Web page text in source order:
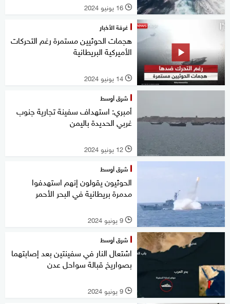
l 16 يونيو 2024
غرفة الأخبار
هجمات الحوثيين مستمرة رغم التحركات
الأميركية البريطانية
l 14 يونيو 2024
شرق أوسط
أمبري: استهداف سفينة تجارية جنوب
غربي الحديدة باليمن
l 12 يونيو 2024
شرق أوسط
الحوثيون يقولون إنهم استهدفوا
مدمرة بريطانية في البحر الأحمر
l 9 يونيو 2024
شرق أوسط
اشتعال النار في سفينتين بعد إصابتهما
بصواريخ قبالة سواحل عدن
l 9 يونيو 2024